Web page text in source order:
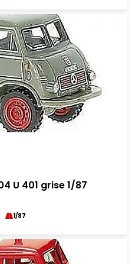
U 401 grise 1/87
1/87